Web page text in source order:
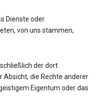
Dienste oder
von uns stammen,
der dort
Absicht, die Rechte anderer
Eigentum oder das